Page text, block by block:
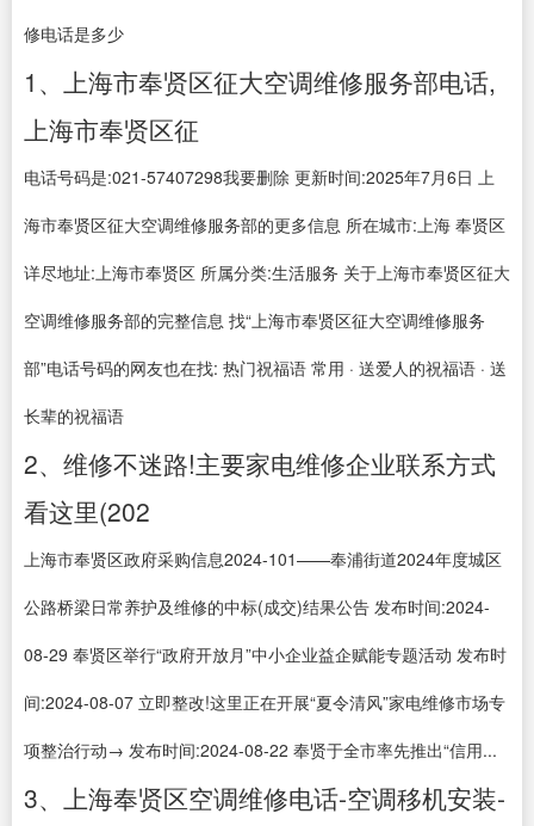
修电话是多少
1、上海市奉贤区征大空调维修服务部电话,
上海市奉贤区征
电话号码是:021-57407298我要删除 更新时间:2025年7月6日 上
海市奉贤区征大空调维修服务部的更多信息 所在城市:上海 奉贤区
详尽地址:上海市奉贤区 所属分类:生活服务 关于上海市奉贤区征大
空调维修服务部的完整信息 找“上海市奉贤区征大空调维修服务
部”电话号码的网友也在找: 热门祝福语 常用 · 送爱人的祝福语 · 送
长辈的祝福语
2、维修不迷路!主要家电维修企业联系方式
看这里(202
上海市奉贤区政府采购信息2024-101——奉浦街道2024年度城区
公路桥梁日常养护及维修的中标(成交)结果公告 发布时间:2024-
08-29 奉贤区举行“政府开放月”中小企业益企赋能专题活动 发布时
间:2024-08-07 立即整改!这里正在开展“夏令清风”家电维修市场专
项整治行动→ 发布时间:2024-08-22 奉贤于全市率先推出“信用...
3、上海奉贤区空调维修电话-空调移机安装-